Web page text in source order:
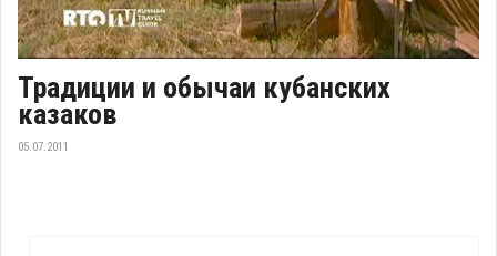
Традиции и обычаи кубанских
казаков
05.07.2011